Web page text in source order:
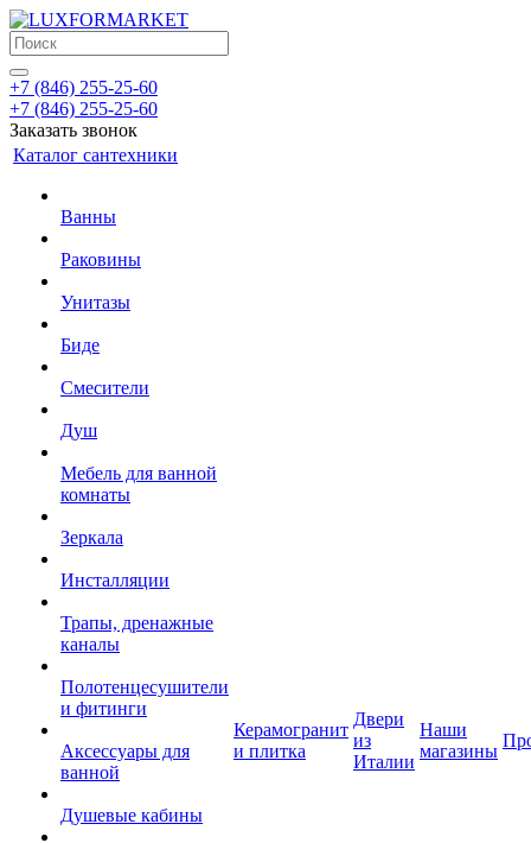
+7 (846) 255-25-60
+7 (846) 255-25-60
Заказать звонок
Каталог сантехники
Ванны
Раковины
Унитазы
Биде
Смесители
Душ
Мебель для ванной
комнаты
Зеркала
Инсталляции
Трапы, дренажные
каналы
Полотенцесушители
и фитинги
Аксессуары для
ванной
Душевые кабины
Керамогранит
и плитка
Двери
из
Италии
Наши
магазины